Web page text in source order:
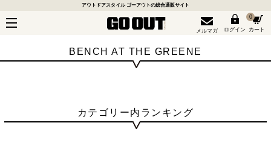
アウトドアスタイル ゴーアウトの総合通販サイト
メルマガ ログイン
0
カート
BENCH AT THE GREENE
カテゴリー内ランキング